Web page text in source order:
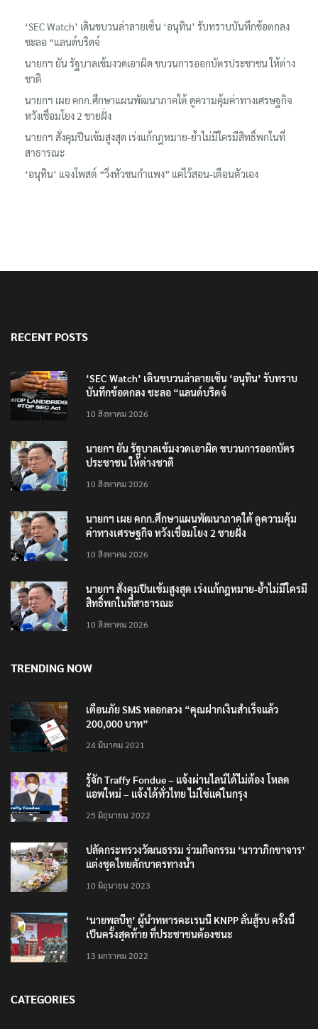
‘SEC Watch’ เดินขบวนล่าลายเซ็น ‘อนุทิน’ รับทราบบันทึกข้อตกลง
ชะลอ “แลนด์บริดจ์
นายกฯ ยัน รัฐบาลเข้มงวดเอาผิด ขบวนการออกบัตรประชาชน ให้ต่าง
ชาติ
นายกฯ เผย คกก.ศึกษาแผนพัฒนาภาคใต้ ดูความคุ้มค่าทางเศรษฐกิจ
หวังเชื่อมโยง 2 ชายฝั่ง
นายกฯ สั่งคุมปืนเข้มสูงสุด เร่งแก้กฎหมาย-ย้ำไม่มีใครมีสิทธิ์พกในที่
สาธารณะ
‘อนุทิน’ แจงโพสต์ “วิ่งหัวชนกำแพง” แค่ไว้สอน-เตือนตัวเอง
RECENT POSTS
‘SEC Watch’ เดินขบวนล่าลายเซ็น ‘อนุทิน’ รับทราบ
บันทึกข้อตกลง ชะลอ “แลนด์บริดจ์
10 สิงหาคม 2026
นายกฯ ยัน รัฐบาลเข้มงวดเอาผิด ขบวนการออกบัตร
ประชาชน ให้ต่างชาติ
10 สิงหาคม 2026
นายกฯ เผย คกก.ศึกษาแผนพัฒนาภาคใต้ ดูความคุ้ม
ค่าทางเศรษฐกิจ หวังเชื่อมโยง 2 ชายฝั่ง
10 สิงหาคม 2026
นายกฯ สั่งคุมปืนเข้มสูงสุด เร่งแก้กฎหมาย-ย้ำไม่มีใครมี
สิทธิ์พกในที่สาธารณะ
10 สิงหาคม 2026
TRENDING NOW
เตือนภัย SMS หลอกลวง “คุณฝากเงินสำเร็จแล้ว
200,000 บาท”
24 มีนาคม 2021
รู้จัก Traffy Fondue – แจ้งผ่านไลน์ได้ไม่ต้อง โหลด
แอพใหม่ – แจ้งได้ทั่วไทย ไม่ใช่แค่ในกรุง
25 มิถุนายน 2022
ปลัดกระทรวงวัฒนธรรม ร่วมกิจกรรม ‘นาวาภิกขาจาร’
แต่งชุดไทยตักบาตรทางน้ำ
10 มิถุนายน 2023
‘นายพลบีทู’ ผู้นำทหารคะเรนนี KNPP ลั่นสู้รบ ครั้งนี้
เป็นครั้งสุดท้าย ที่ประชาชนต้องชนะ
13 มกราคม 2022
CATEGORIES